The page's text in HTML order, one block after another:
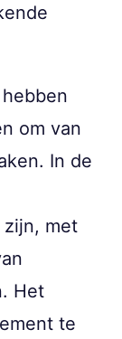
hebben
om van
In de
met
Het
te